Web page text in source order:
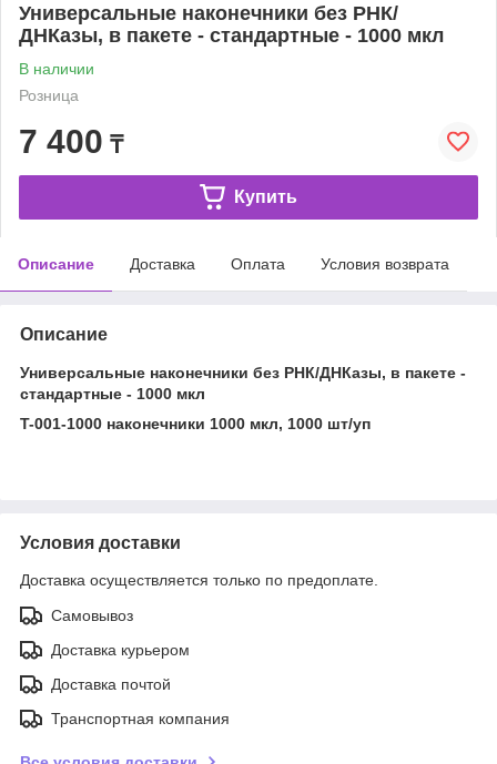
Универсальные наконечники без РНК/
ДНКазы, в пакете - стандартные - 1000 мкл
В наличии
Розница
7 400 ₸
Купить
Описание Доставка Оплата Условия возврата
Описание
Универсальные наконечники без РНК/ДНКазы, в пакете -
стандартные - 1000 мкл
T-001-1000 наконечники 1000 мкл, 1000 шт/уп
Условия доставки
Доставка осуществляется только по предоплате.
Самовывоз
Доставка курьером
Доставка почтой
Транспортная компания